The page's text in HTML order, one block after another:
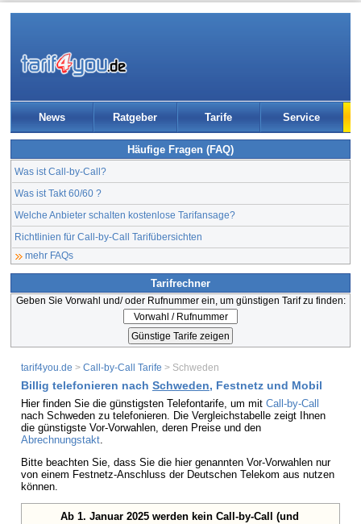
News Ratgeber Tarife Service
Häufige Fragen (FAQ)
Was ist Call-by-Call?
Was ist Takt 60/60 ?
Welche Anbieter schalten kostenlose Tarifansage?
Richtlinien für Call-by-Call Tarifübersichten
mehr FAQs
Tarifrechner
Geben Sie Vorwahl und/ oder Rufnummer ein, um günstigen Tarif zu finden:
tarif4you.de > Call-by-Call Tarife > Schweden
Billig telefonieren nach Schweden, Festnetz und Mobil
Hier finden Sie die günstigsten Telefontarife, um mit Call-by-Call
nach Schweden zu telefonieren. Die Vergleichstabelle zeigt Ihnen
die günstigste Vor-Vorwahlen, deren Preise und den
Abrechnungstakt
Bitte beachten Sie, dass Sie die hier genannten Vor-Vorwahlen nur
von einem Festnetz-Anschluss der Deutschen Telekom aus nutzen
können.
Ab 1. Januar 2025 werden kein Call-by-Call (und